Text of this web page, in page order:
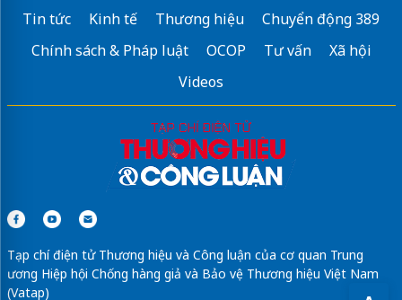
Tin tức Kinh tế Thương hiệu
Chuyển động 389
Chính sách & Pháp luật
OCOP Tư vấn
Xã hội
Videos
Tạp chí điện tử Thương hiệu và Công luận của cơ quan Trung
ương Hiệp hội Chống hàng giả và Bảo vệ Thương hiệu Việt Nam
(Vatap)